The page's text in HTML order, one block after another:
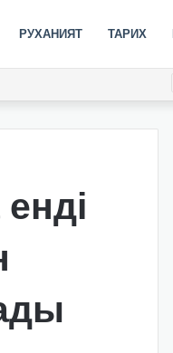
РУХАНИЯТ ТАРИХ